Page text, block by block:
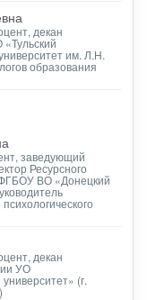
декан
им. Л.Н.
образования
заведующий
Ресурсного
ФГБОУ ВО «Донецкий
декан
УО
(г.